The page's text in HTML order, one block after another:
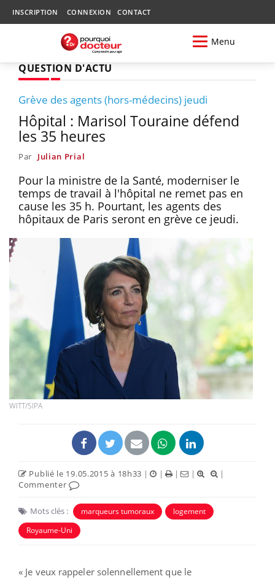
INSCRIPTION CONNEXION CONTACT
Menu
QUESTION D'ACTU
Grève des agents (hors-médecins) jeudi
Hôpital : Marisol Touraine défend
les 35 heures
Par Julian Prial
Pour la ministre de la Santé, moderniser le
temps de travail à l'hôpital ne remet pas en
cause les 35 h. Pourtant, les agents des
hôpitaux de Paris seront en grève ce jeudi.
WITT/SIPA
Publié le 19.05.2015 à 18h33 | | | |
|
Commenter
Mots clés : marqueurs tumoraux
logement
Royaume-Uni
« Je veux rappeler solennellement que le